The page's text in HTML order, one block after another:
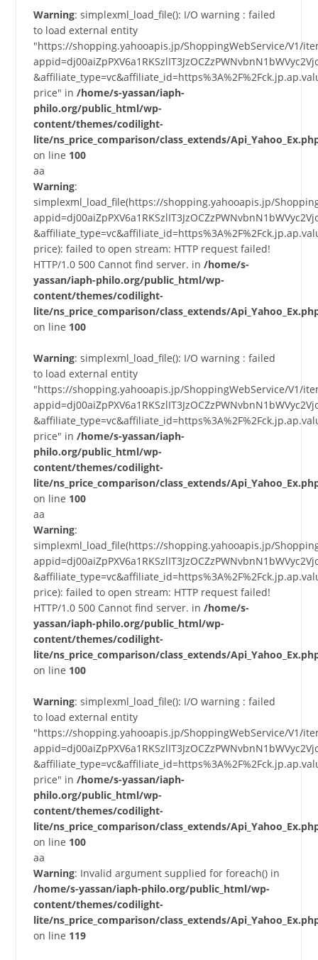
Warning: simplexml_load_file(): I/O warning : failed
to load external entity
"https://shopping.yahooapis.jp/ShoppingWebService/V1/
price" in /home/s-yassan/iaph-
philo.org/public_html/wp-
content/themes/codilight-
lite/ns_price_comparison/class_extends/
on line 100
aa
Warning:
simplexml_load_file(https://shopping.yahooapis.jp/
price): failed to open stream: HTTP request failed!
HTTP/1.0 500 Cannot find server. in /home/s-
yassan/iaph-philo.org/public_html/wp-
content/themes/codilight-
lite/ns_price_comparison/class_extends/
on line 100
Warning: simplexml_load_file(): I/O warning : failed
to load external entity
"https://shopping.yahooapis.jp/ShoppingWebService/V1/
price" in /home/s-yassan/iaph-
philo.org/public_html/wp-
content/themes/codilight-
lite/ns_price_comparison/class_extends/
on line 100
aa
Warning:
simplexml_load_file(https://shopping.yahooapis.jp/
price): failed to open stream: HTTP request failed!
HTTP/1.0 500 Cannot find server. in /home/s-
yassan/iaph-philo.org/public_html/wp-
content/themes/codilight-
lite/ns_price_comparison/class_extends/
on line 100
Warning: simplexml_load_file(): I/O warning : failed
to load external entity
"https://shopping.yahooapis.jp/ShoppingWebService/V1/
price" in /home/s-yassan/iaph-
philo.org/public_html/wp-
content/themes/codilight-
lite/ns_price_comparison/class_extends/
on line 100
aa
Warning: Invalid argument supplied for foreach() in
/home/s-yassan/iaph-philo.org/public_html/wp-
content/themes/codilight-
lite/ns_price_comparison/class_extends/
on line 119